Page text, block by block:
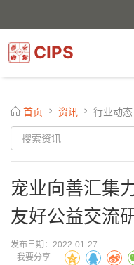
CIPS
首页 资讯 行业动态
宠业向善汇集
友好公益交流
发布日期：2022-01-27
我要分享